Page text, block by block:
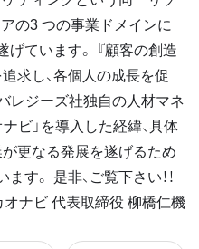
アの3 つの事業ドメインに
ています。 『顧客の創造
求し、各個人の成長を促
レジーズ社独自の人材マネ
ビ」を導入した経緯、具体
更なる発展を遂げるため
す。 是非、ご覧下さい！！
ナビ 代表取締役 柳橋仁機